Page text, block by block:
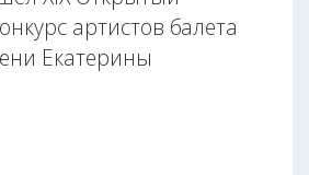
артистов балета
Екатерины